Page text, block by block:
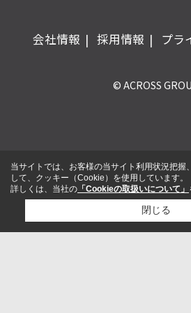
会社情報 採用情報 プラ
© ACROSS
当サイトでは、お客様の当サイト利用状況把握
して、クッキー（Cookie）を使用しています。
詳しくは、当社の 「Cookieの取扱いについて」
閉じる